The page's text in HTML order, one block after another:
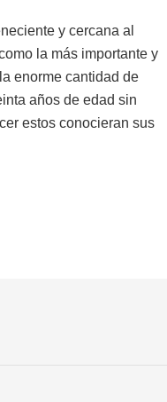
y cercana al
la más importante y
enorme cantidad de
años de edad sin
estos conocieran sus